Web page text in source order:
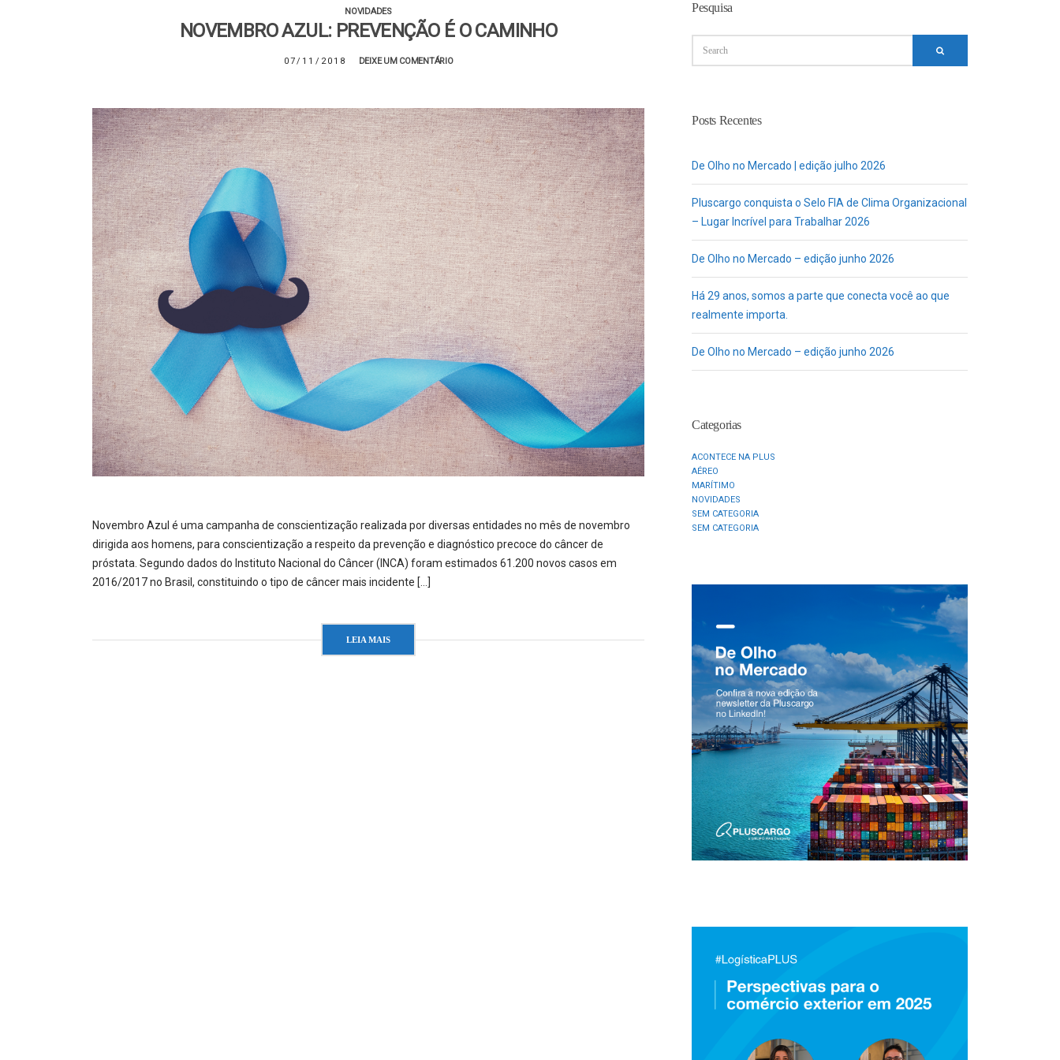
NOVIDADES
NOVEMBRO AZUL: PREVENÇÃO É O CAMINHO
07/11/2018 DEIXE UM COMENTÁRIO
Novembro Azul é uma campanha de conscientização realizada por diversas entidades no mês de novembro
dirigida aos homens, para conscientização a respeito da prevenção e diagnóstico precoce do câncer de
próstata. Segundo dados do Instituto Nacional do Câncer (INCA) foram estimados 61.200 novos casos em
2016/2017 no Brasil, constituindo o tipo de câncer mais incidente […]
LEIA MAIS
Pesquisa
Posts Recentes
De Olho no Mercado | edição julho 2026
Pluscargo conquista o Selo FIA de Clima Organizacional
– Lugar Incrível para Trabalhar 2026
De Olho no Mercado – edição junho 2026
Há 29 anos, somos a parte que conecta você ao que
realmente importa.
De Olho no Mercado – edição junho 2026
Categorias
ACONTECE NA PLUS
AÉREO
MARÍTIMO
NOVIDADES
SEM CATEGORIA
SEM CATEGORIA